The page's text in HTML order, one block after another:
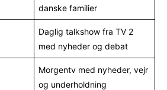
danske familier
Daglig talkshow fra TV 2
med nyheder og debat
Morgentv med nyheder, vejr
og underholdning